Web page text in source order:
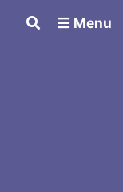
Menu